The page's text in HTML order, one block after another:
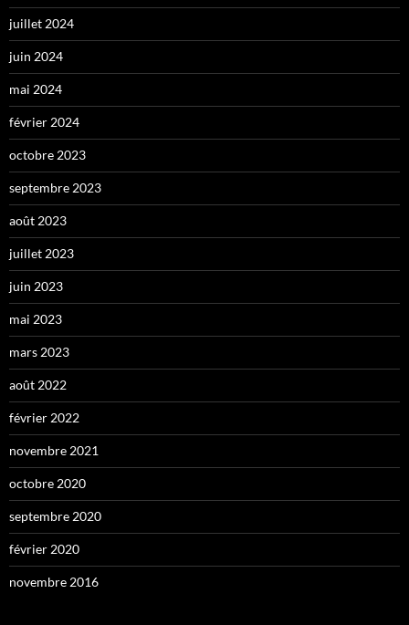
juillet 2024
juin 2024
mai 2024
février 2024
octobre 2023
septembre 2023
août 2023
juillet 2023
juin 2023
mai 2023
mars 2023
août 2022
février 2022
novembre 2021
octobre 2020
septembre 2020
février 2020
novembre 2016